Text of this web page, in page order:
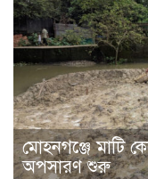
মোহনগঞ্জে মাটি
অপসারণ শুরু